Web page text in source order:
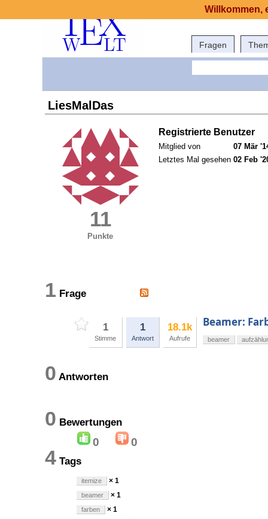
Fragen
LiesMalDas
11
Punkte
Registrierte Benutzer
Mitglied von
07 Mär
Letztes Mal gesehen 02 Feb
1 Frage
1
Stimme
1
Antwort
18.1k
Aufrufe
Beamer:
beamer
0 Antworten
0 Bewertungen
0 0
4 Tags
itemize × 1
beamer × 1
farben × 1
Willkommen,